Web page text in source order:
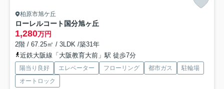
柏原市旭ケ丘
ローレルコート国分旭ヶ丘
1,280万円
2階 / 67.25㎡ / 3LDK /築31年
近鉄大阪線「大阪教育大前」駅 徒歩7分
陽当り良好 エレベーター フローリング 都市ガス
駐輪場
オートロック